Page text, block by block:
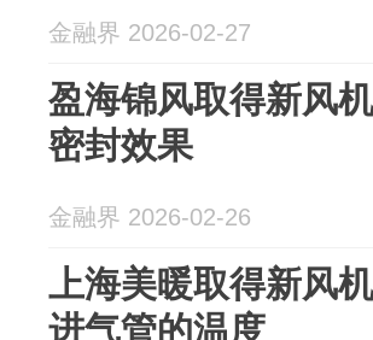
金融界 2026-02-27
盈海锦风取得新风
密封效果
金融界 2026-02-26
上海美暖取得新风
进气管的温度